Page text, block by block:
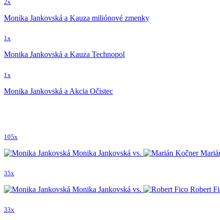
2x
Monika Jankovská a Kauza miliónové zmenky
1x
Monika Jankovská a Kauza Technopol
1x
Monika Jankovská a Akcia Očistec
105x
Monika Jankovská vs.
35x
Monika Jankovská vs. Robert
33x